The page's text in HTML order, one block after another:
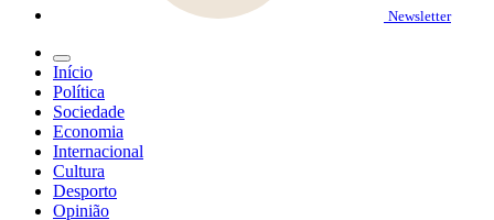
Newsletter
Início
Política
Sociedade
Economia
Internacional
Cultura
Desporto
Opinião